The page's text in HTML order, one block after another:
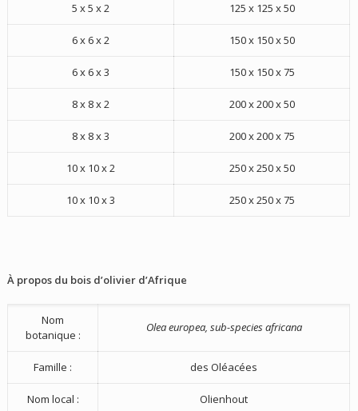
5 x 5 x 2 125 x 125 x 50
6 x 6 x 2 150 x 150 x 50
6 x 6 x 3 150 x 150 x 75
8 x 8 x 2 200 x 200 x 50
8 x 8 x 3 200 x 200 x 75
10 x 10 x 2 250 x 250 x 50
10 x 10 x 3 250 x 250 x 75
À propos du bois d’olivier d’Afrique
Nom
botanique :
Olea europea, sub-species africana
Famille : des Oléacées
Nom local : Olienhout